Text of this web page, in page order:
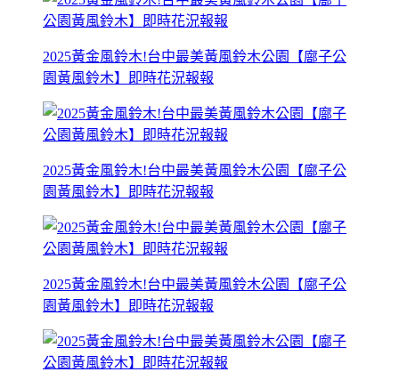
2025黃金風鈴木!台中最美黃風鈴木公園【廍子公
園黃風鈴木】即時花況報報
2025黃金風鈴木!台中最美黃風鈴木公園【廍子公
園黃風鈴木】即時花況報報
2025黃金風鈴木!台中最美黃風鈴木公園【廍子公
園黃風鈴木】即時花況報報